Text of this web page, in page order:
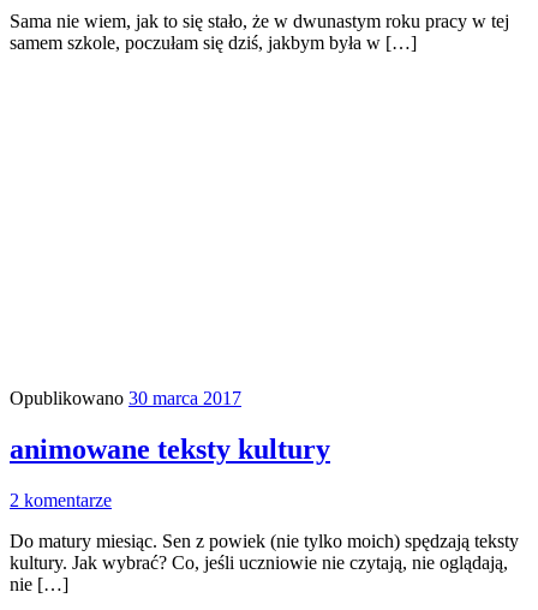
Sama nie wiem, jak to się stało, że w dwunastym roku pracy w tej
samem szkole, poczułam się dziś, jakbym była w […]
Opublikowano 30 marca 2017
animowane teksty kultury
2 komentarze
Do matury miesiąc. Sen z powiek (nie tylko moich) spędzają teksty
kultury. Jak wybrać? Co, jeśli uczniowie nie czytają, nie oglądają,
nie […]